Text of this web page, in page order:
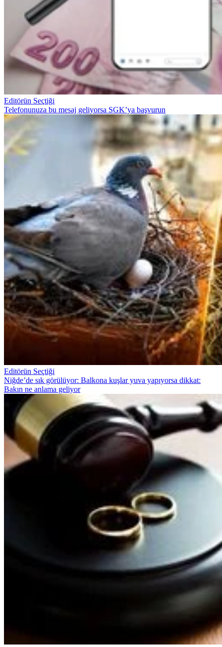
Editörün Seçtiği
Telefonunuza bu mesaj geliyorsa SGK’ya başvurun
Editörün Seçtiği
Niğde’de sık görülüyor: Balkona kuşlar yuva yapıyorsa dikkat:
Bakın ne anlama geliyor